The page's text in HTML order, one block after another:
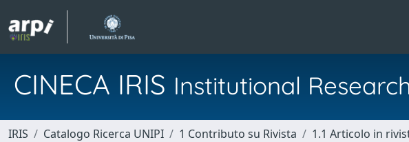
CINECA IRIS Institutional
IRIS Catalogo Ricerca UNIPI 1 Contributo su Rivista 1.1 Articolo in